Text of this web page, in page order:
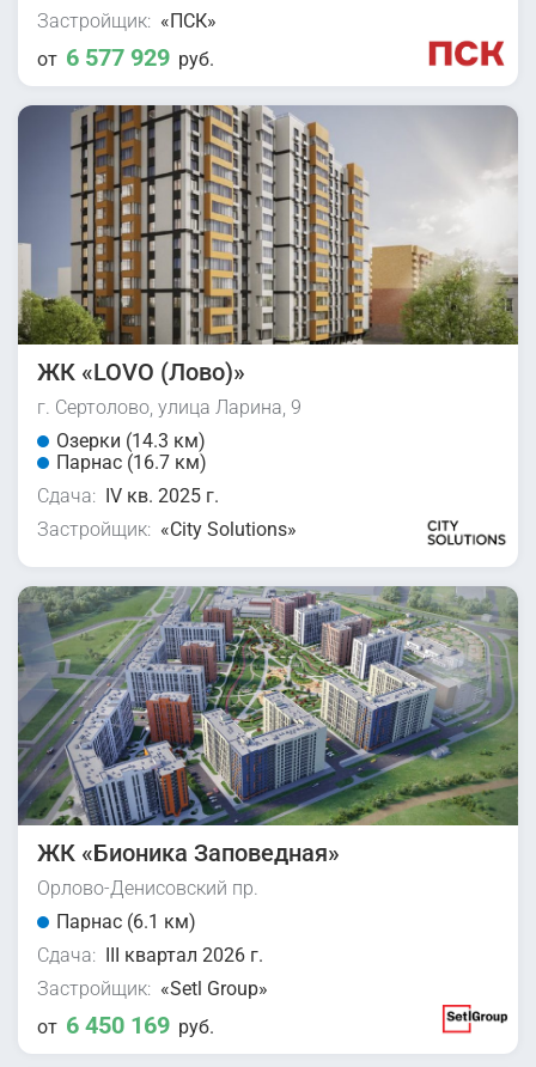
Застройщик: «ПСК»
от 6 577 929 руб.
ЖК «LOVO (Лово)»
г. Сертолово, улица Ларина, 9
Озерки (14.3 км)
Парнас (16.7 км)
Сдача: IV кв. 2025 г.
Застройщик: «City Solutions»
ЖК «Бионика Заповедная»
Орлово-Денисовский пр.
Парнас (6.1 км)
Сдача: III квартал 2026 г.
Застройщик: «Setl Group»
от 6 450 169 руб.